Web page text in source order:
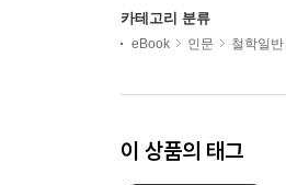
카테고리 분류
eBook 인문 철학일반
이 상품의 태그